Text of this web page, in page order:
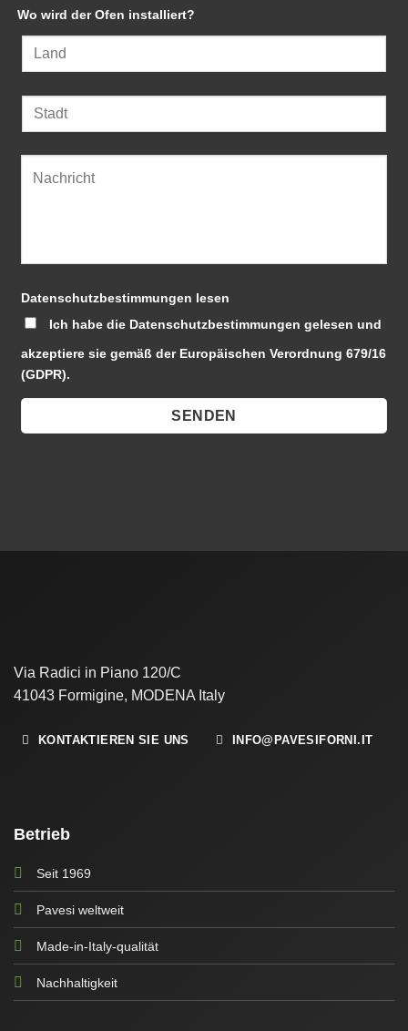
Wo wird der Ofen installiert?
Datenschutzbestimmungen lesen
Ich habe die Datenschutzbestimmungen gelesen und
akzeptiere sie gemäß der Europäischen Verordnung 679/16
(GDPR).
Via Radici in Piano 120/C
41043 Formigine, MODENA Italy
KONTAKTIEREN SIE UNS INFO@PAVESIFORNI.IT
Betrieb
Seit 1969
Pavesi weltweit
Made-in-Italy-qualität
Nachhaltigkeit